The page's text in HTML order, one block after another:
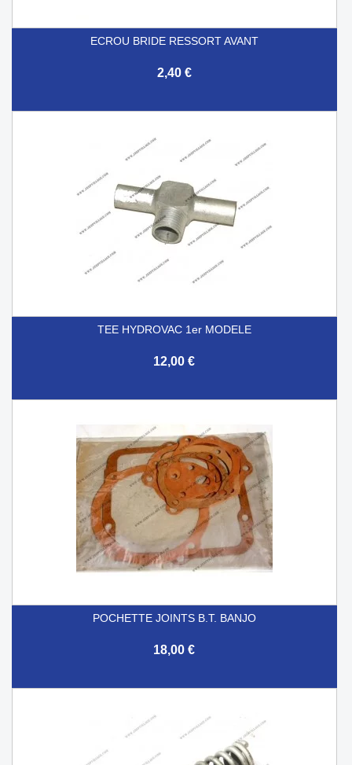
ECROU BRIDE RESSORT AVANT
2,40 €
TEE HYDROVAC 1er MODELE
12,00 €
POCHETTE JOINTS B.T. BANJO
18,00 €